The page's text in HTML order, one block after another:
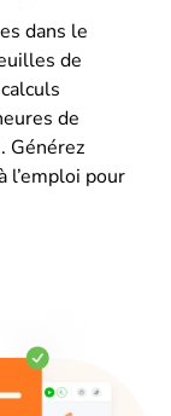
dans le
de
de
Générez
l’emploi pour